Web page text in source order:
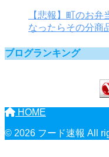
【悲報】町のお
なったらその分商
ブログランキング
HOME
© 2026 フード速報 All